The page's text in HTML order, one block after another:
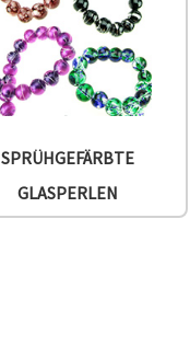
SPRÜHGEFÄRBTE
GLASPERLEN